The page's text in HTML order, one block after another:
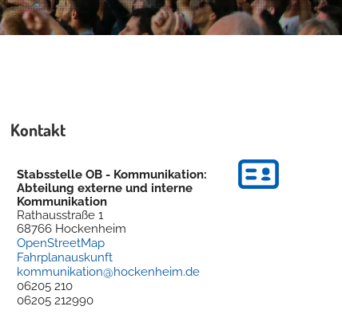
Kontakt
Stabsstelle OB - Kommunikation:
Abteilung externe und interne
Kommunikation
Rathausstraße 1
68766 Hockenheim
OpenStreetMap
Fahrplanauskunft
kommunikation@hockenheim.de
06205 210
06205 212990